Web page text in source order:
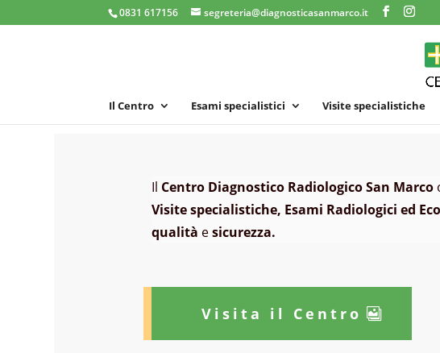
0831 617156 segreteria@diagnosticasanmarco.it
Il Centro Esami specialistici Visite specialistiche
Il Centro Diagnostico Radiologico San Marco
Visite specialistiche, Esami Radiologici ed
qualità esicurezza.
Visita il Centro